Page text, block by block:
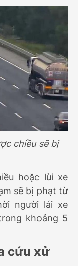
chiều sẽ bị
hoặc lùi xe
sẽ bị phạt từ
người lái xe
khoảng 5
cứu xử